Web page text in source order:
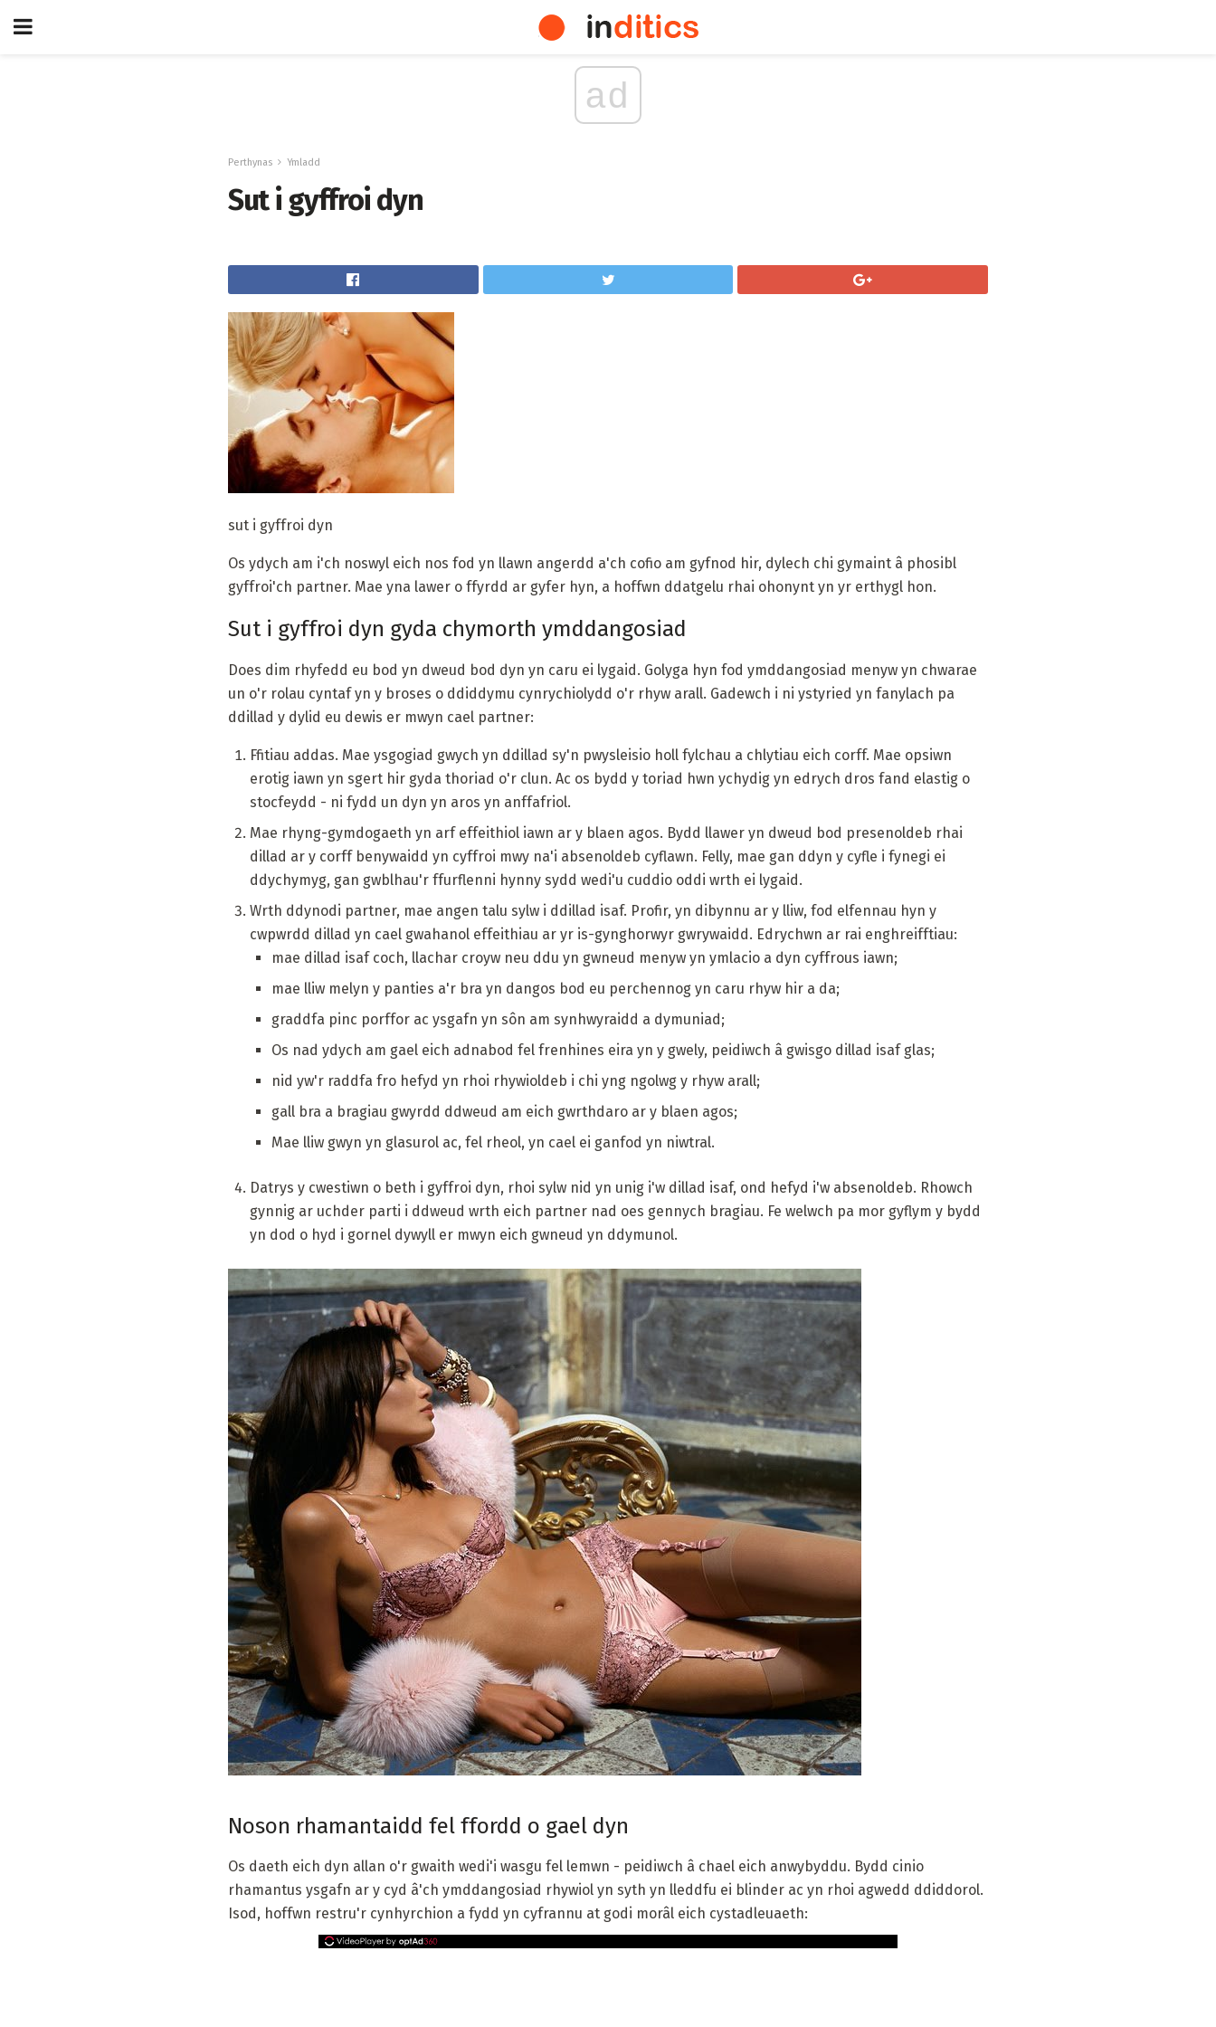
ad
Perthynas Ymladd
Sut i gyffroi dyn
sut i gyffroi dyn
Os ydych am i'ch noswyl eich nos fod yn llawn angerdd a'ch cofio am gyfnod hir, dylech chi gymaint â phosibl
gyffroi'ch partner. Mae yna lawer o ffyrdd ar gyfer hyn, a hoffwn ddatgelu rhai ohonynt yn yr erthygl hon.
Sut i gyffroi dyn gyda chymorth ymddangosiad
Does dim rhyfedd eu bod yn dweud bod dyn yn caru ei lygaid. Golyga hyn fod ymddangosiad menyw yn chwarae
un o'r rolau cyntaf yn y broses o ddiddymu cynrychiolydd o'r rhyw arall. Gadewch i ni ystyried yn fanylach pa
ddillad y dylid eu dewis er mwyn cael partner:
Ffitiau addas. Mae ysgogiad gwych yn ddillad sy'n pwysleisio holl fylchau a chlytiau eich corff. Mae opsiwn
erotig iawn yn sgert hir gyda thoriad o'r clun. Ac os bydd y toriad hwn ychydig yn edrych dros fand elastig o
stocfeydd - ni fydd un dyn yn aros yn anffafriol.
Mae rhyng-gymdogaeth yn arf effeithiol iawn ar y blaen agos. Bydd llawer yn dweud bod presenoldeb rhai
dillad ar y corff benywaidd yn cyffroi mwy na'i absenoldeb cyflawn. Felly, mae gan ddyn y cyfle i fynegi ei
ddychymyg, gan gwblhau'r ffurflenni hynny sydd wedi'u cuddio oddi wrth ei lygaid.
Wrth ddynodi partner, mae angen talu sylw i ddillad isaf. Profir, yn dibynnu ar y lliw, fod elfennau hyn y
cwpwrdd dillad yn cael gwahanol effeithiau ar yr is-gynghorwyr gwrywaidd. Edrychwn ar rai enghreifftiau:
mae dillad isaf coch, llachar croyw neu ddu yn gwneud menyw yn ymlacio a dyn cyffrous iawn;
mae lliw melyn y panties a'r bra yn dangos bod eu perchennog yn caru rhyw hir a da;
graddfa pinc porffor ac ysgafn yn sôn am synhwyraidd a dymuniad;
Os nad ydych am gael eich adnabod fel frenhines eira yn y gwely, peidiwch â gwisgo dillad isaf glas;
nid yw'r raddfa fro hefyd yn rhoi rhywioldeb i chi yng ngolwg y rhyw arall;
gall bra a bragiau gwyrdd ddweud am eich gwrthdaro ar y blaen agos;
Mae lliw gwyn yn glasurol ac, fel rheol, yn cael ei ganfod yn niwtral.
Datrys y cwestiwn o beth i gyffroi dyn, rhoi sylw nid yn unig i'w dillad isaf, ond hefyd i'w absenoldeb. Rhowch
gynnig ar uchder parti i ddweud wrth eich partner nad oes gennych bragiau. Fe welwch pa mor gyflym y bydd
yn dod o hyd i gornel dywyll er mwyn eich gwneud yn ddymunol.
Noson rhamantaidd fel ffordd o gael dyn
Os daeth eich dyn allan o'r gwaith wedi'i wasgu fel lemwn - peidiwch â chael eich anwybyddu. Bydd cinio
rhamantus ysgafn ar y cyd â'ch ymddangosiad rhywiol yn syth yn lleddfu ei blinder ac yn rhoi agwedd ddiddorol.
Isod, hoffwn restru'r cynhyrchion a fydd yn cyfrannu at godi morâl eich cystadleuaeth: